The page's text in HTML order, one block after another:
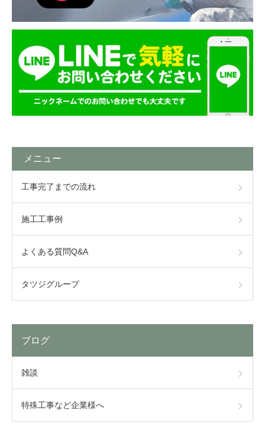
メニュー
工事完了までの流れ
施工工事例
よくある質問Q&A
タツジグループ
ブログ
雑談
特殊工事など企業様へ